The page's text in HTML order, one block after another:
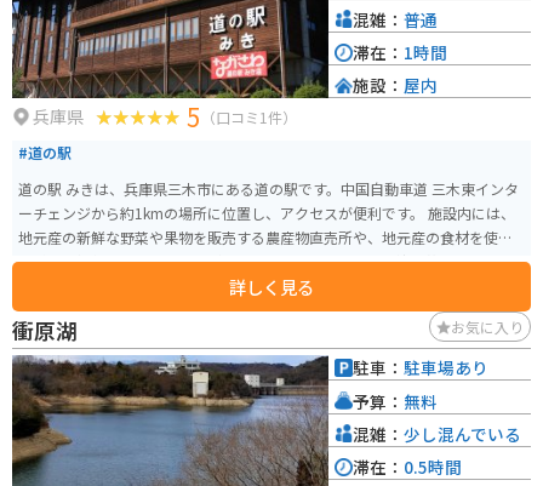
兵庫県 5 （口コミ1件）
#道の駅
道の駅 みきは、兵庫県三木市にある道の駅です。中国自動車道 三木東インタ
ーチェンジから約1kmの場所に位置し、アクセスが便利です。 施設内には、
地元産の新鮮な野菜や果物を販売する農産物直売所や、地元産の食材を使っ
た料理を提供するレストランがあります。また、三木の伝統工芸品である
「みきかじや村」の包丁や、播州そろばんなども販売されています。バイク
に乗っている方は、駐車場も広く、休憩場所としてもおすすめです。 周辺に
は、金剛山や三木城跡などの観光スポットがあります。金剛山は、ハイキン
グコースが整備されており、山頂からは明石海峡や淡路島を一望できます。
三木城跡は、戦国時代に栄えた城の跡地で、現在は公園として整備されてい
ます。
詳しく見る
混雑： 普通
滞在： 1時間
施設： 屋内
衝原湖 お気に入り
駐車： 駐車場あり
予算： 無料
混雑： 少し混んでいる
滞在： 0.5時間